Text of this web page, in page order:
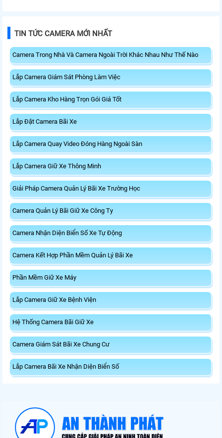
TIN TỨC CAMERA MỚI NHẤT
Camera Trong Nhà Và Camera Ngoài Trời Khác Nhau Như Thế Nào
Lắp Camera Giám Sát Phòng Làm Việc
Lắp Camera Kho Hàng Trọn Gói Giá Tốt
Lắp Đặt Camera Bãi Xe
Lắp Camera Quay Video Đóng Hàng Ngoài Sàn
Lắp Camera Giữ Xe Thông Minh
Giải Pháp Camera Quản Lý Bãi Xe Trường Học
Camera Quản Lý Bãi Giữ Xe Công Ty
Camera Nhận Diện Biển Số Xe Tự Động
Camera Kết Hợp Phần Mềm Quản Lý Bãi Xe
Phần Mềm Giữ Xe Máy
Lắp Camera Giữ Xe Bệnh Viện
Hệ Thống Camera Bãi Giữ Xe
Camera Giám Sát Bãi Xe Chung Cư
Lắp Camera Bãi Xe Nhận Diện Biển Số